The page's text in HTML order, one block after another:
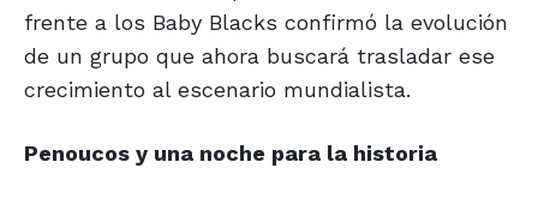
frente a los Baby Blacks confirmó la evolución
de un grupo que ahora buscará trasladar ese
crecimiento al escenario mundialista.
Penoucos y una noche para la historia